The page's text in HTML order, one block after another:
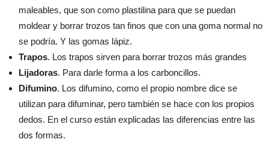
maleables, que son como plastilina para que se puedan
moldear y borrar trozos tan finos que con una goma normal no
se podría. Y las gomas lápiz.
Trapos. Los trapos sirven para borrar trozos más grandes
Lijadoras. Para darle forma a los carboncillos.
Difumino. Los difumino, como el propio nombre dice se
utilizan para difuminar, pero también se hace con los propios
dedos. En el curso están explicadas las diferencias entre las
dos formas.